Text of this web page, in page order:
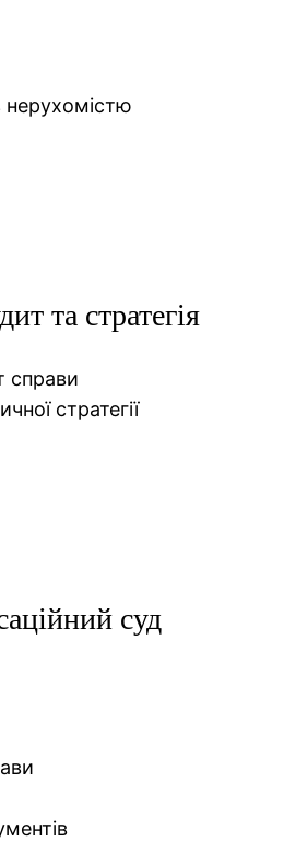
нерухомістю
та стратегія
справи
стратегії
суд